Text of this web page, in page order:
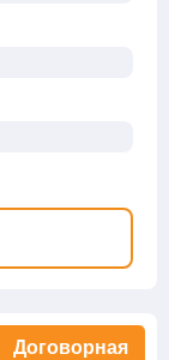
Договорная